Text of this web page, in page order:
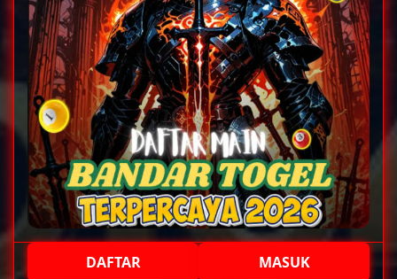
DAFTAR MASUK